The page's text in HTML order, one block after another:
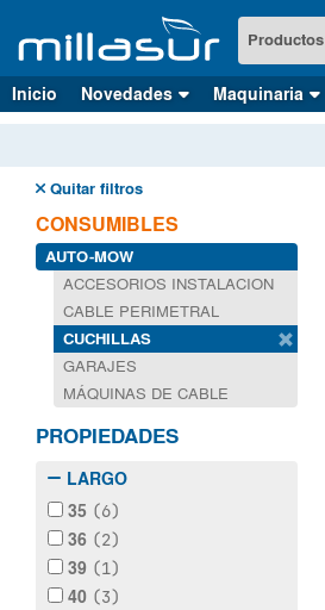
contenido
principal
Productos
Inicio Novedades Maquinaria
Quitar filtros
CONSUMIBLES
AUTO-MOW
ACCESORIOS INSTALACION
CABLE PERIMETRAL
CUCHILLAS
GARAJES
MÁQUINAS DE CABLE
PROPIEDADES
LARGO
35 (6)
36 (2)
39 (1)
40 (3)